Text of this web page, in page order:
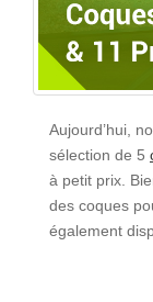
Aujourd’hui,
sélection de 5
à petit prix.
des coques
également